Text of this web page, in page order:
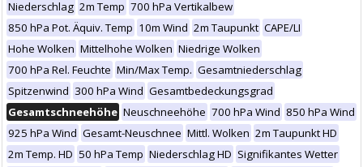
Niederschlag 2m Temp 700 hPa Vertikalbew
850 hPa Pot. Äquiv. Temp 10m Wind 2m Taupunkt CAPE/LI
Hohe Wolken Mittelhohe Wolken Niedrige Wolken
700 hPa Rel. Feuchte Min/Max Temp. Gesamtniederschlag
Spitzenwind 300 hPa Wind Gesamtbedeckungsgrad
Gesamtschneehöhe Neuschneehöhe 700 hPa Wind 850 hPa Wind
925 hPa Wind Gesamt-Neuschnee Mittl. Wolken 2m Taupunkt HD
2m Temp. HD 50 hPa Temp Niederschlag HD Signifikantes Wetter